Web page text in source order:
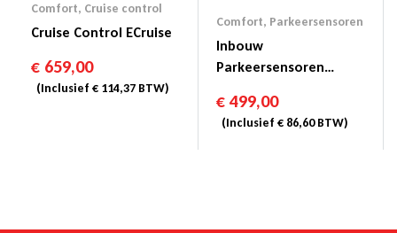
Comfort, Cruise control
Cruise Control ECruise
€ 659,00
(Inclusief € 114,37 BTW)
Comfort, Parkeersensoren
Inbouw
Parkeersensoren
7106F
€ 499,00
(Inclusief € 86,60BTW)